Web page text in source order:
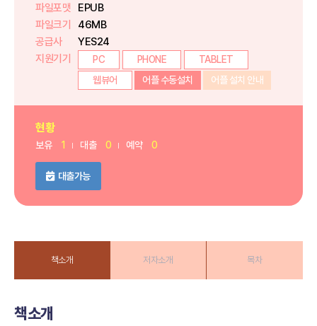
파일포맷
EPUB
파일크기
46MB
공급사
YES24
지원기기
PC PHONE
TABLET
웹뷰어
어플 수동설치 어플 설치 안내
현황
보유 1 대출 0 예약 0
대출가능
책소개 저자소개 목차
책소개